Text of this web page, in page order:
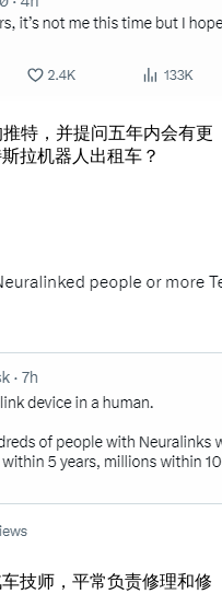
特，并提问五年内会有更
拉机器人出租车？
技师，平常负责修理和修